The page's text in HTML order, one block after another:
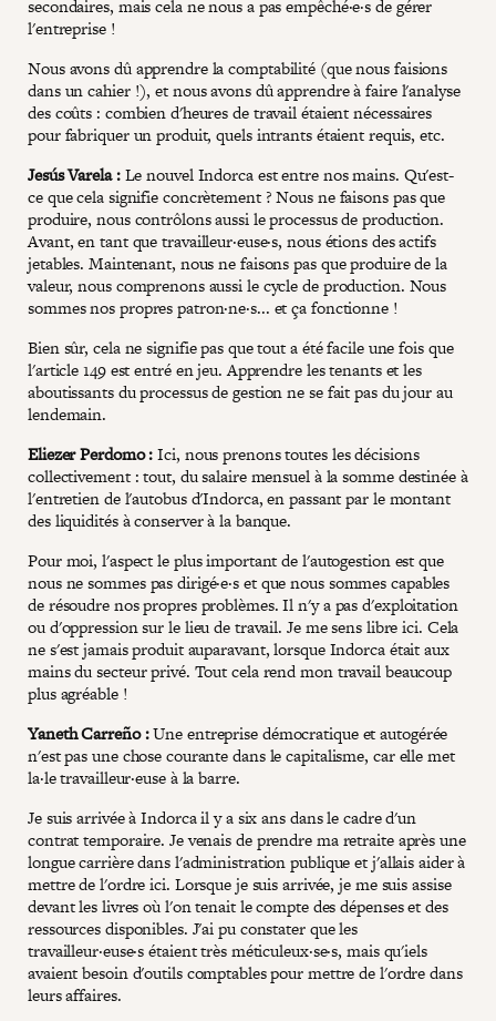
secondaires, mais cela ne nous a pas empêché·e·s de gérer
l'entreprise !
Nous avons dû apprendre la comptabilité (que nous faisions
dans un cahier !), et nous avons dû apprendre à faire l'analyse
des coûts : combien d'heures de travail étaient nécessaires
pour fabriquer un produit, quels intrants étaient requis, etc.
Jesús Varela :Le nouvel Indorca est entre nos mains. Qu'est-
ce que cela signifie concrètement ? Nous ne faisons pas que
produire, nous contrôlons aussi le processus de production.
Avant, en tant que travailleur·euse·s, nous étions des actifs
jetables. Maintenant, nous ne faisons pas que produire de la
valeur, nous comprenons aussi le cycle de production. Nous
sommes nos propres patron·ne·s... et ça fonctionne !
Bien sûr, cela ne signifie pas que tout a été facile une fois que
l'article 149 est entré en jeu. Apprendre les tenants et les
aboutissants du processus de gestion ne se fait pas du jour au
lendemain.
Eliezer Perdomo :Ici, nous prenons toutes les décisions
collectivement : tout, du salaire mensuel à la somme destinée à
l'entretien de l'autobus d'Indorca, en passant par le montant
des liquidités à conserver à la banque.
Pour moi, l'aspect le plus important de l'autogestion est que
nous ne sommes pas dirigé·e·s et que nous sommes capables
de résoudre nos propres problèmes. Il n'y a pas d'exploitation
ou d'oppression sur le lieu de travail. Je me sens libre ici. Cela
ne s'est jamais produit auparavant, lorsque Indorca était aux
mains du secteur privé. Tout cela rend mon travail beaucoup
plus agréable !
Yaneth Carreño :Une entreprise démocratique et autogérée
n'est pas une chose courante dans le capitalisme, car elle met
la·le travailleur·euse à la barre.
Je suis arrivée à Indorca il y a six ans dans le cadre d'un
contrat temporaire. Je venais de prendre ma retraite après une
longue carrière dans l'administration publique et j'allais aider à
mettre de l'ordre ici. Lorsque je suis arrivée, je me suis assise
devant les livres où l'on tenait le compte des dépenses et des
ressources disponibles. J'ai pu constater que les
travailleur·euse·s étaient très méticuleux·se·s, mais qu'iels
avaient besoin d'outils comptables pour mettre de l'ordre dans
leurs affaires.